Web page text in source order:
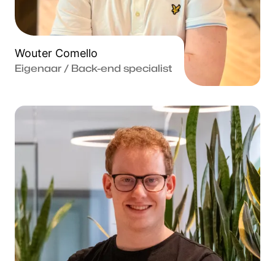
Wouter Comello
Eigenaar / Back-end specialist